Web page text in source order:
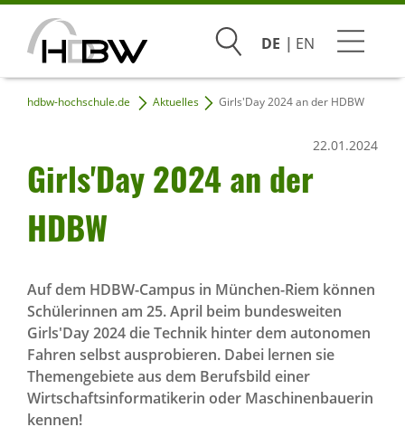
SuchenDE EN
Studium
Praxis & Unternehmen
Hochschule
Infoveranstaltungen
hdbw-hochschule.de Aktuelles Girls'Day 2024 an der HDBW
Girls'Day 2024 an der
HDBW
22.01.2024
Auf dem HDBW-Campus in München-Riem können
Schülerinnen am 25. April beim bundesweiten
Girls'Day 2024 die Technik hinter dem autonomen
Fahren selbst ausprobieren. Dabei lernen sie
Themengebiete aus dem Berufsbild einer
Wirtschaftsinformatikerin oder Maschinenbauerin
kennen!